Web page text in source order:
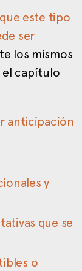
este tipo
ser
los mismos
el capítulo
anticipación
y
que se
o